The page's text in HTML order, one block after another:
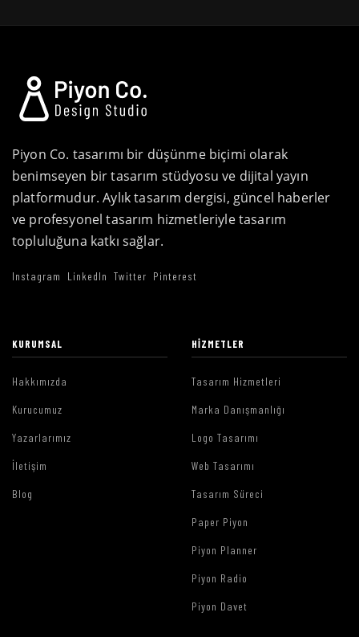
Piyon Co. tasarımı bir düşünme biçimi olarak
benimseyen bir tasarım stüdyosu ve dijital yayın
platformudur. Aylık tasarım dergisi, güncel haberler
ve profesyonel tasarım hizmetleriyle tasarım
topluluğuna katkı sağlar.
Instagram LinkedIn Twitter Pinterest
KURUMSAL
Hakkımızda
Kurucumuz
Yazarlarımız
İletişim
Blog
HIZMETLER
Tasarım Hizmetleri
Marka Danışmanlığı
Logo Tasarımı
Web Tasarımı
Tasarım Süreci
Paper Piyon
Piyon Planner
Piyon Radio
Piyon Davet